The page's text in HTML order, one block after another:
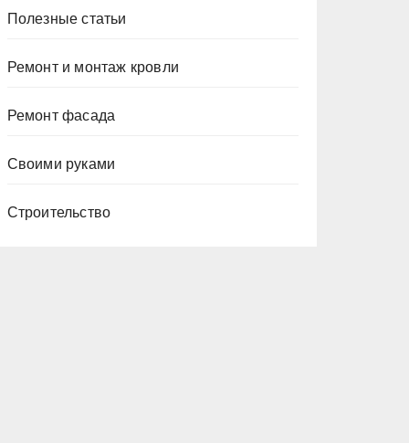
Полезные статьи
Ремонт и монтаж кровли
Ремонт фасада
Своими руками
Строительство